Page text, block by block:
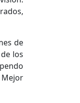
de
los